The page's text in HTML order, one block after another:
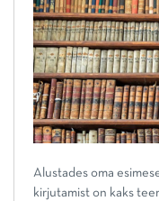
Alustades oma
kirjutamist on kaks